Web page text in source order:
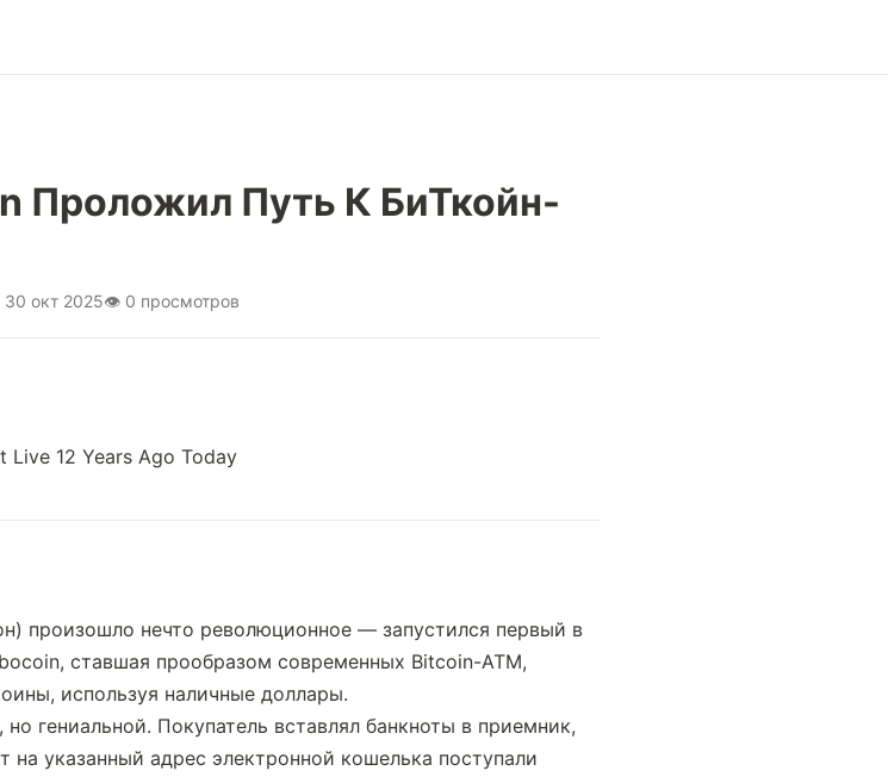
Проложил Путь К БиТкойн-
30 окт 2025👁 0 просмотров
произошло нечто революционное — запустился первый в
ставшая прообразом современных Bitcoin-ATM,
используя наличные доллары.
гениальной. Покупатель вставлял банкноты в приемник,
на указанный адрес электронной кошелька поступали